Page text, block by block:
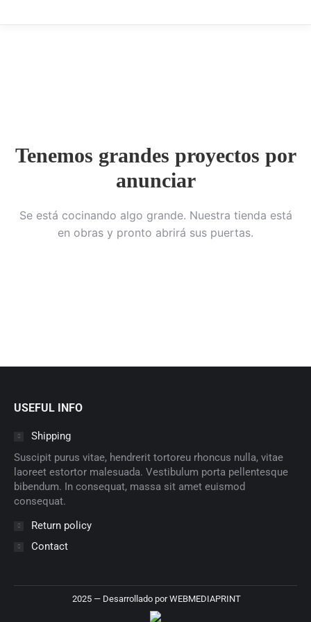
Tenemos grandes proyectos por
anunciar
Se está cocinando algo grande. Nuestra tienda está
en obras y pronto abrirá sus puertas.
USEFUL INFO
Shipping
Suscipit purus vitae, hendrerit tortoreu rhoncus nulla, vitae
laoreet estortor malesuada. Vestibulum porta pellentesque
bibendum. In consequat, massa sit amet euismod
consequat.
Return policy
Contact
2025 — Desarrollado porWEBMEDIAPRINT